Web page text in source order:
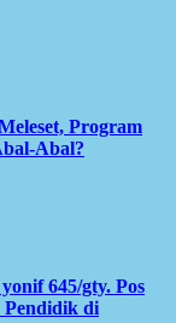
Program
Abal?
645/gty. Pos
Pendidik di